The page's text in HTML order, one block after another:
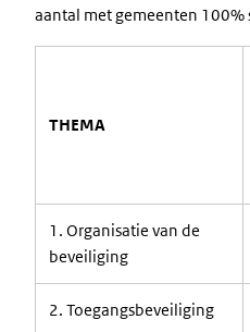
aantal met gemeenten 100%
THEMA
1. Organisatie van de
beveiliging
2. Toegangsbeveiliging